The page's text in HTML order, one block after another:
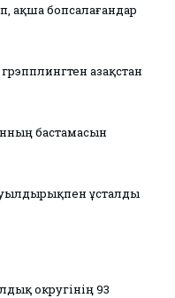
ақша бопсалағандар
Қазақстан
бастамасын
ұсталды
округінің 93